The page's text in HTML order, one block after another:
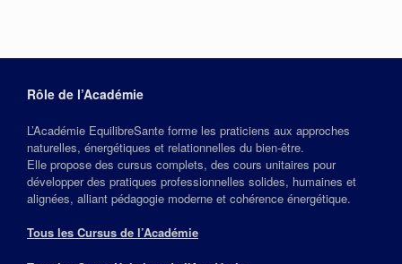
Rôle de l’Académie
L’Académie EquilibreSante forme les praticiens aux approches
naturelles, énergétiques et relationnelles du bien‑être.
Elle propose des cursus complets, des cours unitaires pour
développer des pratiques professionnelles solides, humaines et
alignées, alliant pédagogie moderne et cohérence énergétique.
Tous les Cursus de l’Académie